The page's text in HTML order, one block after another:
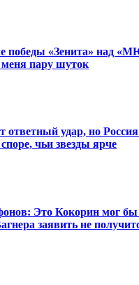
победы «Зенита» над
пару шуток
ответный удар, но Россия
чьи звезды ярче
Это Кокорин мог бы
заявить не